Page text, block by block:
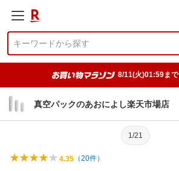
8/11(火)01:59まで
真空パックのあおによし楽天市場店
1/21
4.35 （20件）